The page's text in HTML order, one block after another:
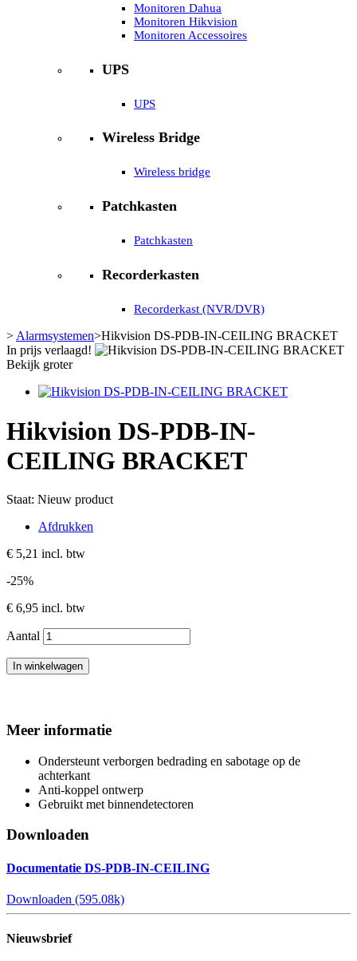
Monitoren Dahua
Monitoren Hikvision
Monitoren Accessoires
UPS
UPS
Wireless Bridge
Wireless bridge
Patchkasten
Patchkasten
Recorderkasten
Recorderkast (NVR/DVR)
> Alarmsystemen>Hikvision DS-PDB-IN-CEILING BRACKET
In prijs verlaagd!
Bekijk groter
Hikvision DS-PDB-IN-
CEILING BRACKET
Staat: Nieuw product
Afdrukken
€ 5,21 incl. btw
-25%
€ 6,95 incl. btw
Aantal
In winkelwagen
Meer informatie
Ondersteunt verborgen bedrading en sabotage op de
achterkant
Anti-koppel ontwerp
Gebruikt met binnendetectoren
Downloaden
Documentatie DS-PDB-IN-CEILING
Downloaden (595.08k)
Nieuwsbrief